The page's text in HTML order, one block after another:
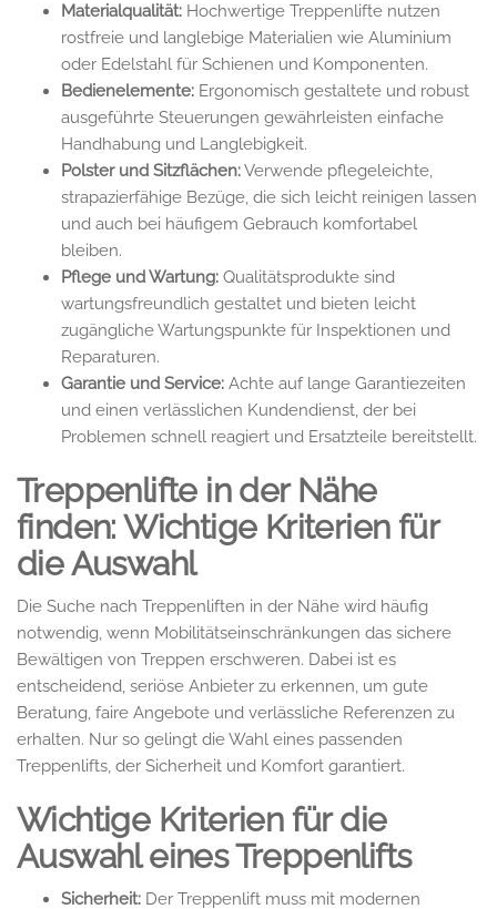
Materialqualität: Hochwertige Treppenlifte nutzen
rostfreie und langlebige Materialien wie Aluminium
oder Edelstahl für Schienen und Komponenten.
Bedienelemente: Ergonomisch gestaltete und robust
ausgeführte Steuerungen gewährleisten einfache
Handhabung und Langlebigkeit.
Polster und Sitzflächen:Verwende pflegeleichte,
strapazierfähige Bezüge, die sich leicht reinigen lassen
und auch bei häufigem Gebrauch komfortabel
bleiben.
Pflege und Wartung: Qualitätsprodukte sind
wartungsfreundlich gestaltet und bieten leicht
zugängliche Wartungspunkte für Inspektionen und
Reparaturen.
Garantie und Service: Achte auf lange Garantiezeiten
und einen verlässlichen Kundendienst, der bei
Problemen schnell reagiert und Ersatzteile bereitstellt.
Treppenlifte in der Nähe
finden: Wichtige Kriterien für
die Auswahl
Die Suche nach Treppenliften in der Nähe wird häufig
notwendig, wenn Mobilitätseinschränkungen das sichere
Bewältigen von Treppen erschweren. Dabei ist es
entscheidend, seriöse Anbieter zu erkennen, um gute
Beratung, faire Angebote und verlässliche Referenzen zu
erhalten. Nur so gelingt die Wahl eines passenden
Treppenlifts, der Sicherheit und Komfort garantiert.
Wichtige Kriterien für die
Auswahl eines Treppenlifts
Sicherheit: Der Treppenlift muss mit modernen